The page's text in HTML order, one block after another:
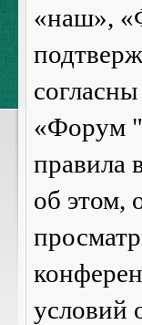
«наш»,
«Форум
правила
об этом,
условий